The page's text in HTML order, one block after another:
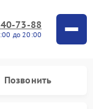
73-88
до 20:00
Позвонить